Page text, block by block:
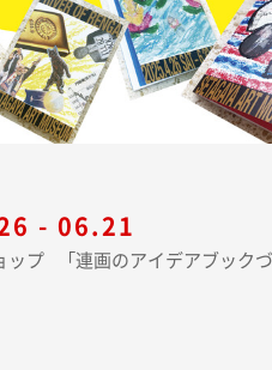
- 06.21
アブックづく